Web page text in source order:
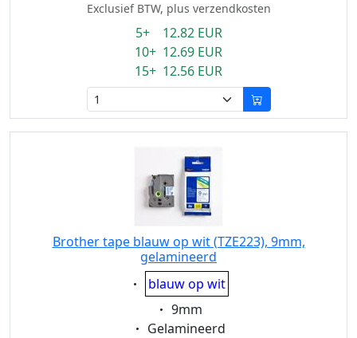
Exclusief BTW, plus verzendkosten
5+ 12.82 EUR
10+ 12.69 EUR
15+ 12.56 EUR
Brother tape blauw op wit (TZE223), 9mm,
gelamineerd
Eigenschaft:
blauw op wit
Eigenschaft:
9mm
Eigenschaft:
Gelamineerd